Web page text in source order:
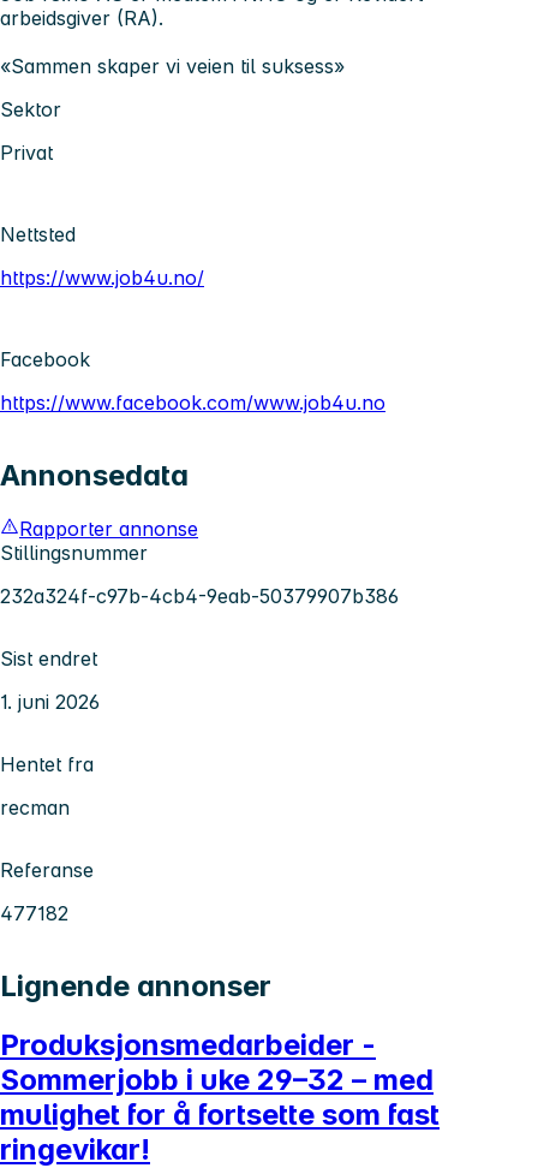
arbeidsgiver (RA).
«Sammen skaper vi veien til suksess»
Sektor
Privat
Nettsted
https://www.job4u.no/
Facebook
https://www.facebook.com/www.job4u.no
Annonsedata
Rapporter annonse
Stillingsnummer
232a324f-c97b-4cb4-9eab-50379907b386
Sist endret
1. juni 2026
Hentet fra
recman
Referanse
477182
Lignende annonser
Produksjonsmedarbeider -
Sommerjobb i uke 29–32 – med
mulighet for å fortsette som fast
ringevikar!